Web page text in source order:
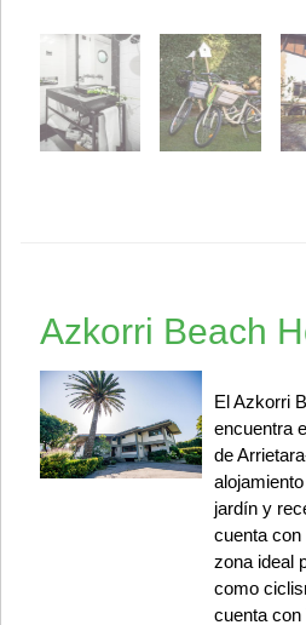
Azkorri Beach
El Azkorri
encuentra
de
jardín y
cuenta con
zona ideal
como
cuenta con